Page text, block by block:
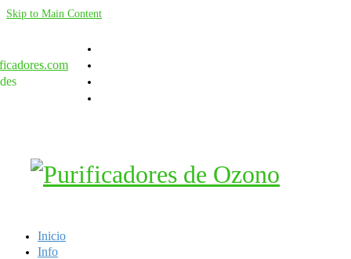
Skip to Main Content
Inicio
Info